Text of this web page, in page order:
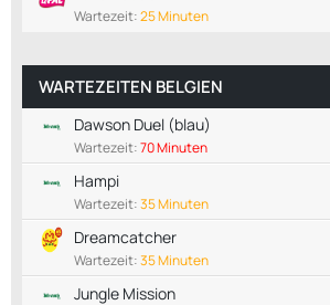
Wartezeit:25 Minuten
WARTEZEITEN BELGIEN
Dawson Duel (blau)
Wartezeit:70 Minuten
Hampi
Wartezeit:35 Minuten
Dreamcatcher
Wartezeit:35 Minuten
Jungle Mission